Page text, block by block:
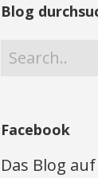
Blog
Facebook
Das Blog